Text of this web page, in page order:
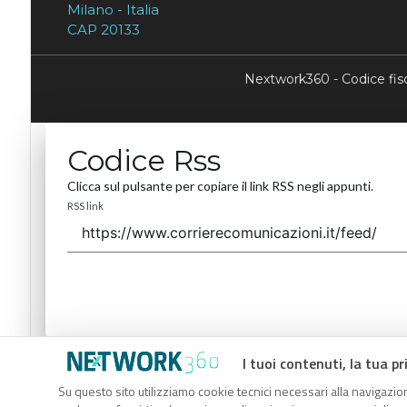
I tuoi contenuti, la tua
Su questo sito utilizziamo cookie tecnici necessari alla
Milano - Italia
CAP 20133
Nextwork360 - Codice
Codice Rss
Clicca sul pulsante per copiare il link RSS negli appunti.
RSS link
Codice Rss
Clicca sul pulsante per copiare il link RSS negli appunti.